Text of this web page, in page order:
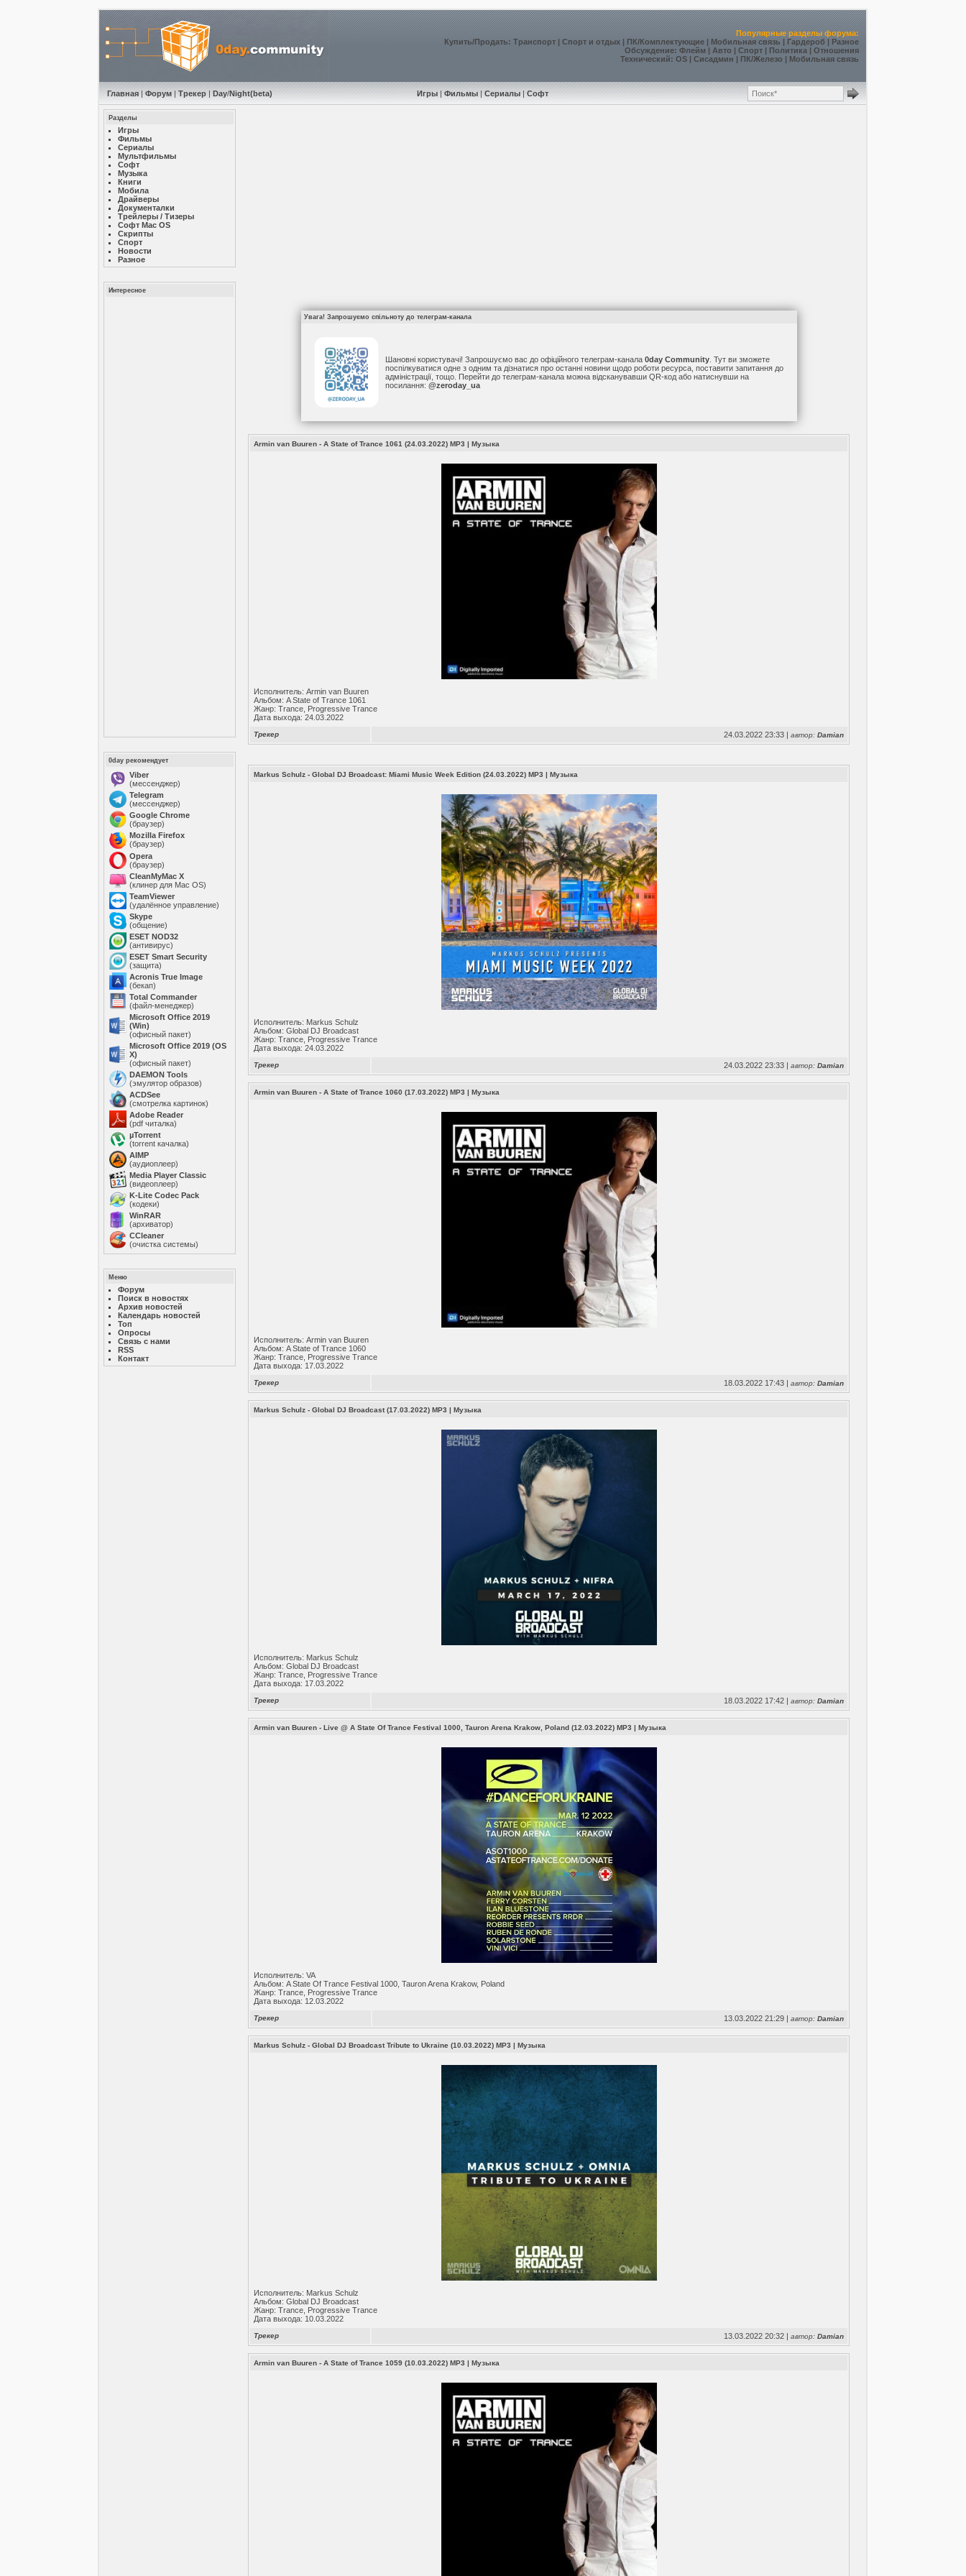
Популярные разделы форума:
Купить/Продать:Транспорт |Спорт и отдых |ПК/Комплектующие |Мобильная связь | Гардероб |Разное
Обсуждение:Флейм | Авто |Спорт | Политика |Отношения
Технический:OS |Сисадмин | ПК/Железо | Мобильная связь
Главная |Форум |Трекер |Day/Night(beta) Игры |Фильмы |Сериалы |Софт
Разделы
Игры
Фильмы
Сериалы
Мультфильмы
Софт
Музыкa
Книги
Мобила
Драйверы
Документалки
Трейлеры / Тизеры
Софт Mac OS
Скрипты
Спорт
Новости
Разное
Интересное
0day рекомендует
Viber
(мессенджер)
Telegram
(мессенджер)
Google Chrome
(браузер)
Mozilla Firefox
(браузер)
Opera
(браузер)
CleanMyMac X
(клинер для Mac OS)
TeamViewer
(удалённое управление)
Skype
(общение)
ESET NOD32
(антивирус)
ESET Smart Security
(защита)
Acronis True Image
(бекап)
Total Commander
(файл-менеджер)
Microsoft Office 2019
(Win)
(офисный пакет)
Microsoft Office 2019 (OS
X)
(офисный пакет)
DAEMON Tools
(эмулятор образов)
ACDSee
(смотрелка картинок)
Adobe Reader
(pdf читалка)
µTorrent
(torrent качалка)
AIMP
(аудиоплеер)
Media Player Classic
(видеоплеер)
K-Lite Codec Pack
(кодеки)
WinRAR
(архиватор)
ССleaner
(очистка системы)
Меню
Форум
Поиск в новостях
Архив новостей
Календарь новостей
Топ
Опросы
Связь с нами
RSS
Контакт
Увага! Запрошуємо спільноту до телеграм-канала
Шановні користувачі! Запрошуємо вас до офіційного телеграм-канала 0day Community. Тут ви зможете
поспілкуватися одне з одним та дізнатися про останні новини щодо роботи ресурса, поставити запитання до
адміністрації, тощо. Перейти до телеграм-канала можна відсканувавши QR-код або натиснувши на
посилання: @zeroday_ua
Armin van Buuren - A State of Trance 1061 (24.03.2022) MP3 |Музыка
Исполнитель: Armin van Buuren
Альбом: A State of Trance 1061
Жанр: Trance, Progressive Trance
Дата выхода: 24.03.2022
Трекер 24.03.2022 23:33 |автор:Damian
Markus Schulz - Global DJ Broadcast: Miami Music Week Edition (24.03.2022) MP3 |Музыка
Исполнитель: Markus Schulz
Альбом: Global DJ Broadcast
Жанр: Trance, Progressive Trance
Дата выхода: 24.03.2022
Трекер 24.03.2022 23:33 |автор:Damian
Armin van Buuren - A State of Trance 1060 (17.03.2022) MP3 |Музыка
Исполнитель: Armin van Buuren
Альбом: A State of Trance 1060
Жанр: Trance, Progressive Trance
Дата выхода: 17.03.2022
Трекер 18.03.2022 17:43 |автор:Damian
Markus Schulz - Global DJ Broadcast (17.03.2022) MP3 |Музыка
Исполнитель: Markus Schulz
Альбом: Global DJ Broadcast
Жанр: Trance, Progressive Trance
Дата выхода: 17.03.2022
Трекер 18.03.2022 17:42 |автор:Damian
Armin van Buuren - Live @ A State Of Trance Festival 1000, Tauron Arena Krakow, Poland (12.03.2022) MP3 |Музыка
Исполнитель: VA
Альбом: A State Of Trance Festival 1000, Tauron Arena Krakow, Poland
Жанр: Trance, Progressive Trance
Дата выхода: 12.03.2022
Трекер 13.03.2022 21:29 |автор:Damian
Markus Schulz - Global DJ Broadcast Tribute to Ukraine (10.03.2022) MP3 |Музыка
Исполнитель: Markus Schulz
Альбом: Global DJ Broadcast
Жанр: Trance, Progressive Trance
Дата выхода: 10.03.2022
Трекер 13.03.2022 20:32 |автор:Damian
Armin van Buuren - A State of Trance 1059 (10.03.2022) MP3 |Музыка